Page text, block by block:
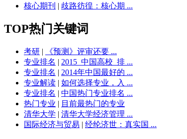
核心期刊 | 歧路彷徨：核心期 ...
TOP热门关键词
考研 |
《预测》评审还要 ...
专业排名 | 2015_中国高校_排 ...
专业排名 | 2014年中国最好的 ...
专业解读 | 如何选择专业，入 ...
专业排名 | 中国热门专业排名 ...
热门专业 | 目前最热门的专业
清华大学 | 清华大学经济管理 ...
国际经济与贸易 | 经纶济世：真实国 ...